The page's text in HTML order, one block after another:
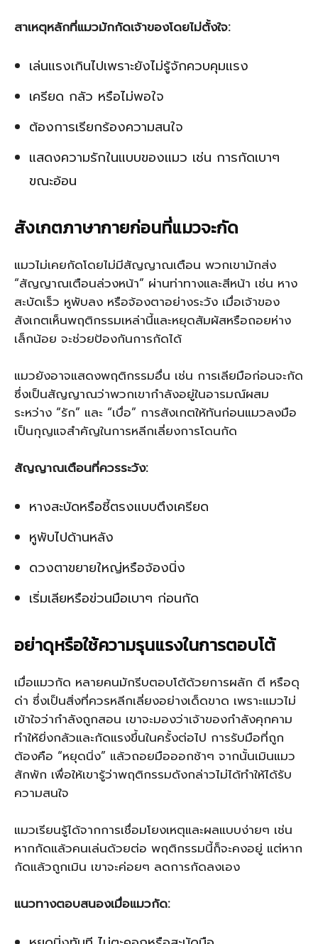
สาเหตุหลักที่แมวมักกัดเจ้าของโดยไม่ตั้งใจ:
เล่นแรงเกินไปเพราะยังไม่รู้จักควบคุมแรง
เครียด กลัว หรือไม่พอใจ
ต้องการเรียกร้องความสนใจ
แสดงความรักในแบบของแมว เช่น การกัดเบาๆ
ขณะอ้อน
สังเกตภาษากายก่อนที่แมวจะกัด
แมวไม่เคยกัดโดยไม่มีสัญญาณเตือน พวกเขามักส่ง
“สัญญาณเตือนล่วงหน้า” ผ่านท่าทางและสีหน้า เช่น หาง
สะบัดเร็ว หูพับลง หรือจ้องตาอย่างระวัง เมื่อเจ้าของ
สังเกตเห็นพฤติกรรมเหล่านี้และหยุดสัมผัสหรือถอยห่าง
เล็กน้อย จะช่วยป้องกันการกัดได้
แมวยังอาจแสดงพฤติกรรมอื่น เช่น การเลียมือก่อนจะกัด
ซึ่งเป็นสัญญาณว่าพวกเขากำลังอยู่ในอารมณ์ผสม
ระหว่าง “รัก” และ “เบื่อ” การสังเกตให้ทันก่อนแมวลงมือ
เป็นกุญแจสำคัญในการหลีกเลี่ยงการโดนกัด
สัญญาณเตือนที่ควรระวัง:
หางสะบัดหรือชี้ตรงแบบตึงเครียด
หูพับไปด้านหลัง
ดวงตาขยายใหญ่หรือจ้องนิ่ง
เริ่มเลียหรือข่วนมือเบาๆ ก่อนกัด
อย่าดุหรือใช้ความรุนแรงในการตอบโต้
เมื่อแมวกัด หลายคนมักรีบตอบโต้ด้วยการผลัก ตี หรือดุ
ด่า ซึ่งเป็นสิ่งที่ควรหลีกเลี่ยงอย่างเด็ดขาด เพราะแมวไม่
เข้าใจว่ากำลังถูกสอน เขาจะมองว่าเจ้าของกำลังคุกคาม
ทำให้ยิ่งกลัวและกัดแรงขึ้นในครั้งต่อไป การรับมือที่ถูก
ต้องคือ “หยุดนิ่ง” แล้วถอยมือออกช้าๆ จากนั้นเมินแมว
สักพัก เพื่อให้เขารู้ว่าพฤติกรรมดังกล่าวไม่ได้ทำให้ได้รับ
ความสนใจ
แมวเรียนรู้ได้จากการเชื่อมโยงเหตุและผลแบบง่ายๆ เช่น
หากกัดแล้วคนเล่นด้วยต่อ พฤติกรรมนี้ก็จะคงอยู่ แต่หาก
กัดแล้วถูกเมิน เขาจะค่อยๆ ลดการกัดลงเอง
แนวทางตอบสนองเมื่อแมวกัด: